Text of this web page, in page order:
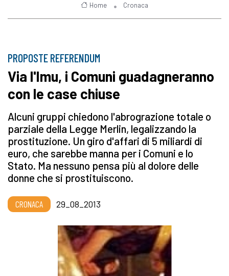
Home Cronaca
PROPOSTE REFERENDUM
Via l'Imu, i Comuni guadagneranno
con le case chiuse
Alcuni gruppi chiedono l'abrograzione totale o
parziale della Legge Merlin, legalizzando la
prostituzione. Un giro d'affari di 5 miliardi di
euro, che sarebbe manna per i Comuni e lo
Stato. Ma nessuno pensa più al dolore delle
donne che si prostituiscono.
CRONACA 29_08_2013